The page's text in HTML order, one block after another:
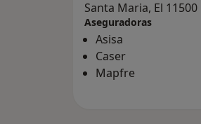
Santa Maria, El 11500
Aseguradoras
Asisa
Caser
Mapfre